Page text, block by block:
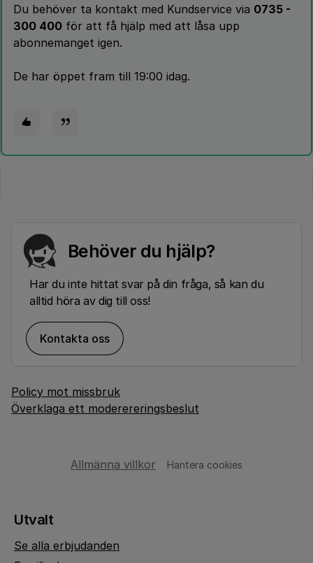
Du behöver ta kontakt med Kundservice via 0735 -
300 400 för att få hjälp med att låsa upp
abonnemanget igen.
De har öppet fram till 19:00 idag.
Behöver du hjälp?
Har du inte hittat svar på din fråga, så kan du
alltid höra av dig till oss!
Kontakta oss
Policy mot missbruk
Överklaga ett moderereringsbeslut
Allmänna villkor Hantera cookies
Utvalt
Se alla erbjudanden